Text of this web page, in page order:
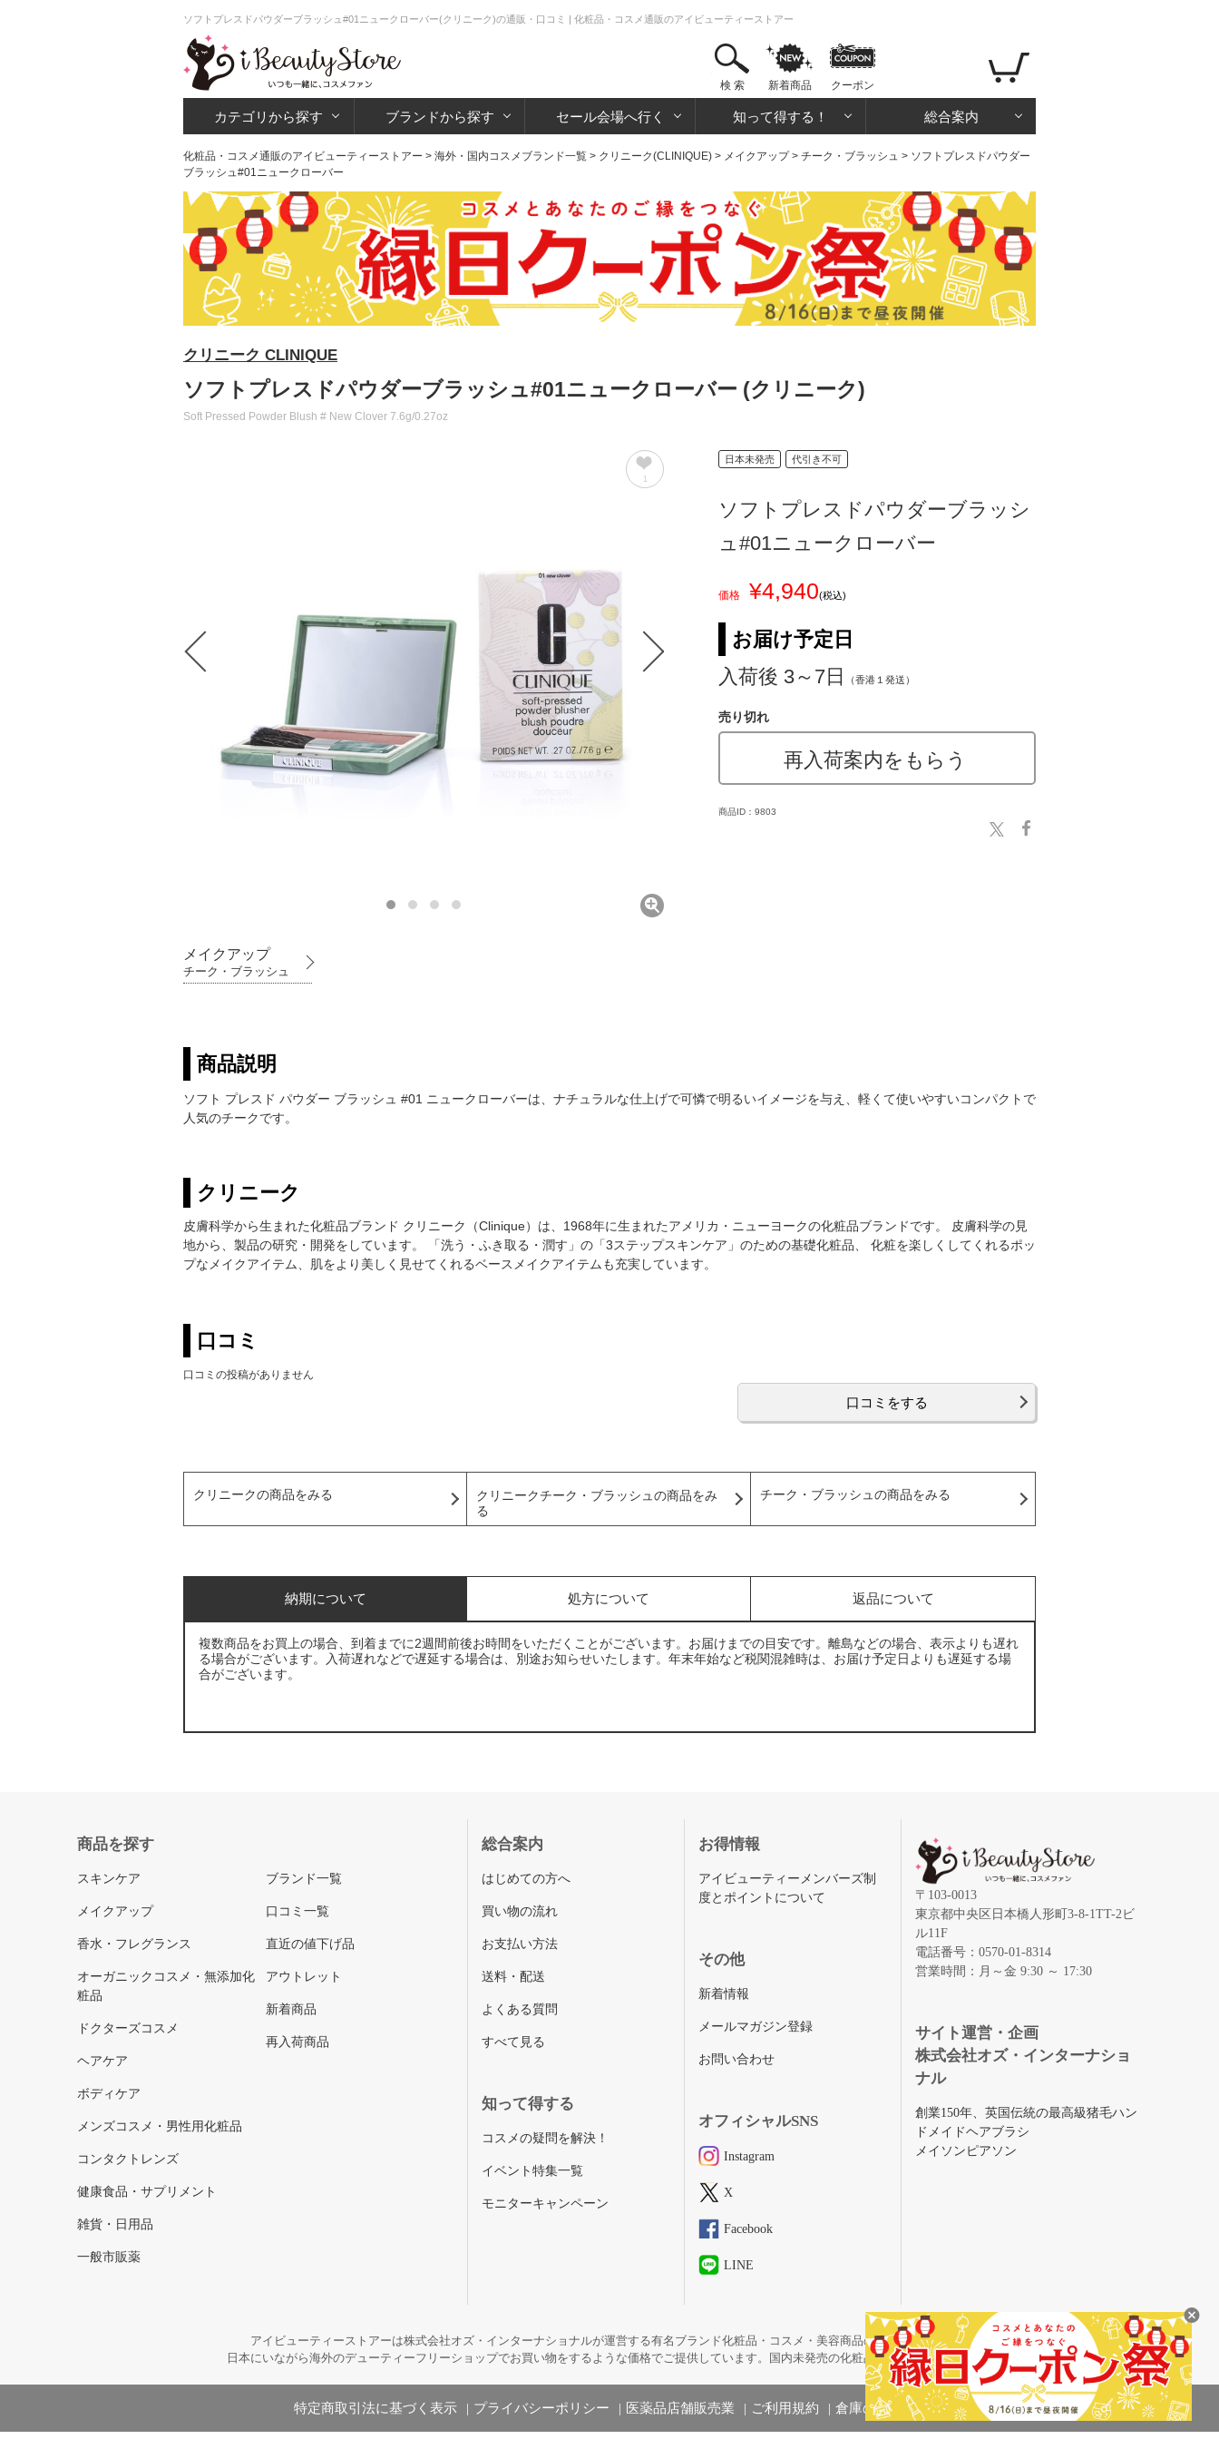
ソフトプレスドパウダーブラッシュ#01ニュークローバー(クリニーク)の通販・口コミ | 化粧品・コスメ通販のアイビューティーストアー
検 索 新着商品 クーポン
カテゴリから探す ブランドから探す セール会場へ行く 知って得する！ 総合案内
化粧品・コスメ通販のアイビューティーストアー > 海外・国内コスメブランド一覧 > クリニーク(CLINIQUE) > メイクアップ> チーク・ブラッシュ > ソフトプレスドパウダー
ブラッシュ#01ニュークローバー
クリニーク CLINIQUE
ソフトプレスドパウダーブラッシュ#01ニュークローバー (クリニーク)
Soft Pressed Powder Blush # New Clover 7.6g/0.27oz
メイクアップ
チーク・ブラッシュ
日本未発売 代引き不可
ソフトプレスドパウダーブラッシ
ュ#01ニュークローバー
価格 ¥4,940(税込)
お届け予定日
入荷後 3～7日
（香港１発送）
売り切れ
再入荷案内をもらう
商品ID：9803
商品説明
ソフト プレスド パウダー ブラッシュ #01 ニュークローバーは、ナチュラルな仕上げで可憐で明るいイメージを与え、軽くて使いやすいコンパクトで
人気のチークです。
クリニーク
皮膚科学から生まれた化粧品ブランド クリニーク（Clinique）は、1968年に生まれたアメリカ・ニューヨークの化粧品ブランドです。 皮膚科学の見
地から、製品の研究・開発をしています。 「洗う・ふき取る・潤す」の「3ステップスキンケア」のための基礎化粧品、 化粧を楽しくしてくれるポッ
プなメイクアイテム、肌をより美しく見せてくれるベースメイクアイテムも充実しています。
口コミ
口コミの投稿がありません
口コミをする
クリニークの商品をみる
クリニークチーク・ブラッシュの商品をみ
る
チーク・ブラッシュの商品をみる
納期について 処方について 返品について
複数商品をお買上の場合、到着までに2週間前後お時間をいただくことがございます。お届けまでの目安です。離島などの場合、表示よりも遅れ
る場合がございます。入荷遅れなどで遅延する場合は、別途お知らせいたします。年末年始など税関混雑時は、お届け予定日よりも遅延する場
合がございます。
商品を探す
スキンケア
メイクアップ
香水・フレグランス
オーガニックコスメ・無添加化
粧品
ドクターズコスメ
ヘアケア
ボディケア
メンズコスメ・男性用化粧品
コンタクトレンズ
健康食品・サプリメント
雑貨・日用品
一般市販薬
ブランド一覧
口コミ一覧
直近の値下げ品
アウトレット
新着商品
再入荷商品
総合案内
はじめての方へ
買い物の流れ
お支払い方法
送料・配送
よくある質問
すべて見る
知って得する
コスメの疑問を解決！
イベント特集一覧
モニターキャンペーン
お得情報
アイビューティーメンバーズ制
度とポイントについて
その他
新着情報
メールマガジン登録
お問い合わせ
オフィシャルSNS
Instagram
X
Facebook
LINE
〒103-0013
東京都中央区日本橋人形町3-8-1TT-2ビ
ル11F
電話番号：0570-01-8314
営業時間：月～金 9:30 ～ 17:30
サイト運営・企画
株式会社オズ・インターナショ
ナル
創業150年、英国伝統の最高級猪毛ハン
ドメイドヘアブラシ
メイソンピアソン
アイビューティーストアーは株式会社オズ・インターナショナルが運営する有名ブランド化粧品・コスメ・美容商品の通販サイトです。
日本にいながら海外のデューティーフリーショップでお買い物をするような価格でご提供しています。国内未発売の化粧品も取り揃えています。
特定商取引法に基づく表示 プライバシーポリシー 医薬品店舗販売業 ご利用規約 倉庫の管理体制